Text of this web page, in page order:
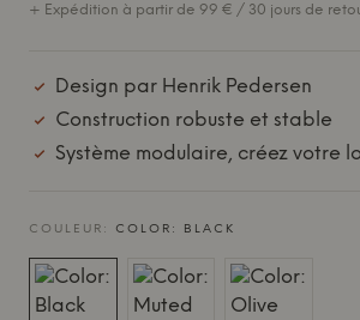
+ Expédition à partir de 99 € / 30 jours de
Design par Henrik Pedersen
Construction robuste et stable
Système modulaire, créez votre
COULEUR: COLOR: BLACK